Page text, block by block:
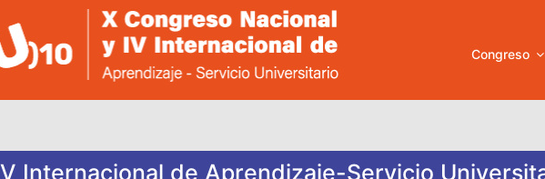
Congreso
Internacional de Aprendizaje-Servicio